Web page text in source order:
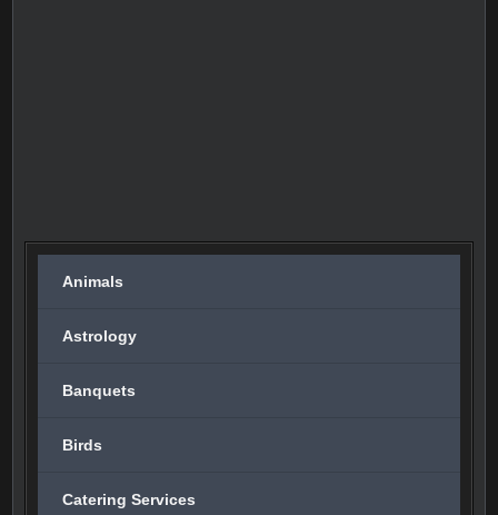
Animals
Astrology
Banquets
Birds
Catering Services